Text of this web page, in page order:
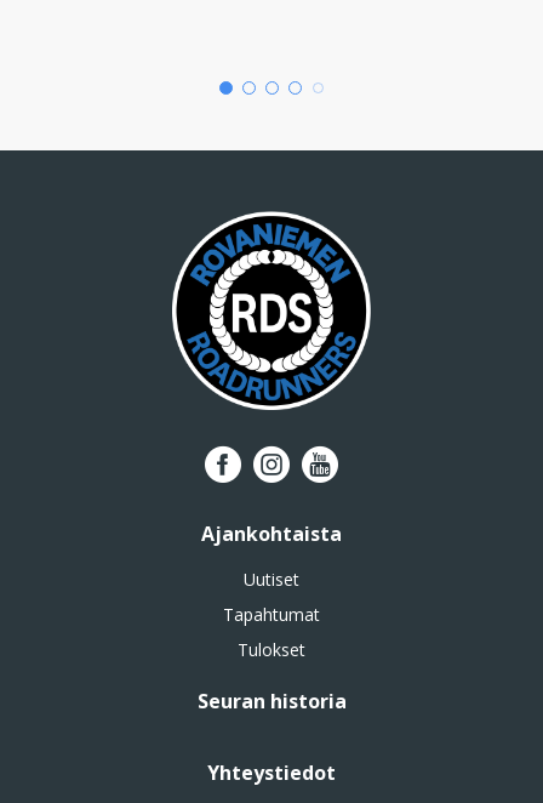
Ajankohtaista
Uutiset
Tapahtumat
Tulokset
Seuran historia
Yhteystiedot